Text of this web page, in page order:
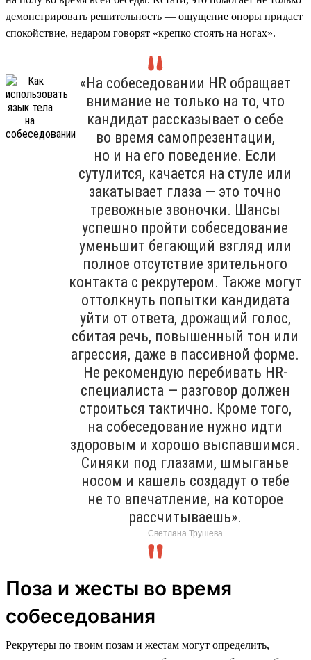
демонстрировать решительность — ощущение опоры придаст
спокойствие, недаром говорят «крепко стоять на ногах».
«На собеседовании HR обращает
внимание не только на то, что
кандидат рассказывает о себе
во время самопрезентации,
но и на его поведение. Если
сутулится, качается на стуле или
закатывает глаза — это точно
тревожные звоночки. Шансы
успешно пройти собеседование
уменьшит бегающий взгляд или
полное отсутствие зрительного
контакта с рекрутером. Также могут
оттолкнуть попытки кандидата
уйти от ответа, дрожащий голос,
сбитая речь, повышенный тон или
агрессия, даже в пассивной форме.
Не рекомендую перебивать HR-
специалиста — разговор должен
строиться тактично. Кроме того,
на собеседование нужно идти
здоровым и хорошо выспавшимся.
Синяки под глазами, шмыганье
носом и кашель создадут о тебе
не то впечатление, на которое
рассчитываешь».
Светлана Трушева
Поза и жесты во время
собеседования
Рекрутеры по твоим позам и жестам могут определить,